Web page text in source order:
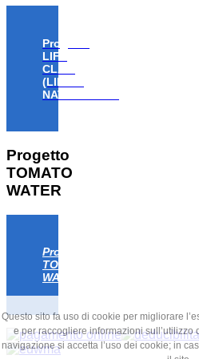
Progetto
LIFE
CLAW
(LIFE18
NAT/IT/000806)
Progetto
TOMATO
WATER
Progetto
TOMATO
WATER
Questo sito fa uso di cookie per migliorare
e per raccogliere informazioni
navigazione si accetta l’uso dei cookie; in